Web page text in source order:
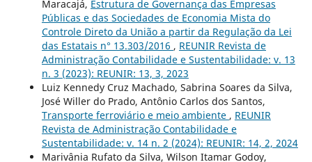
Maracajá, Estrutura de Governança das Empresas
Públicas e das Sociedades de Economia Mista do
Controle Direto da União a partir da Regulação da Lei
das Estatais n° 13.303/2016 , REUNIR Revista de
Administração Contabilidade e Sustentabilidade: v. 13
n. 3 (2023): REUNIR: 13, 3, 2023
Luiz Kennedy Cruz Machado, Sabrina Soares da Silva,
José Willer do Prado, Antônio Carlos dos Santos,
Transporte ferroviário e meio ambiente , REUNIR
Revista de Administração Contabilidade e
Sustentabilidade: v. 14 n. 2 (2024): REUNIR: 14, 2, 2024
Marivânia Rufato da Silva, Wilson Itamar Godoy,